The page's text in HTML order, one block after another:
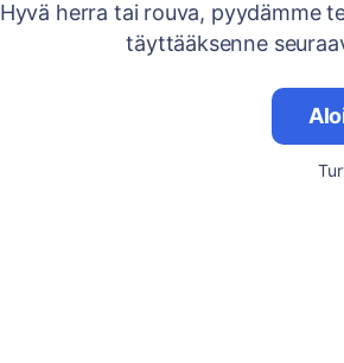
Hyvä herra tai rouva, pyydämme
täyttääksenne